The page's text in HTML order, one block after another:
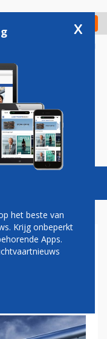
Check in
Vacatures
DOEN
x
het beste van
Krijg onbeperkt
Apps.